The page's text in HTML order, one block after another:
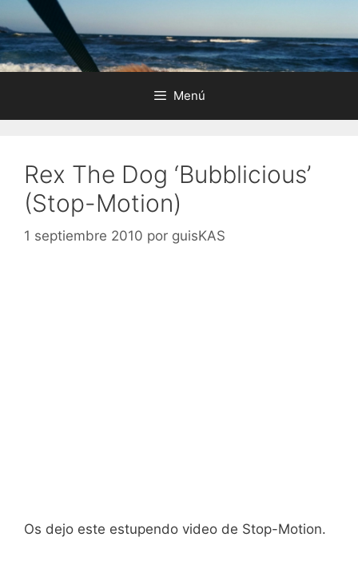
Saltar
al
contenido
Menú
Rex The Dog ‘Bubblicious’
(Stop-Motion)
1 septiembre 2010 por guisKAS
Os dejo este estupendo video de Stop-Motion.